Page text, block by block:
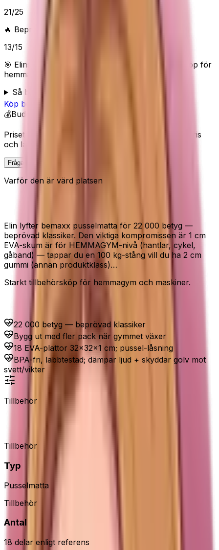
21/25
🔥 Beprövad/populär
13/15
🎯 Elins poäng:
Starkt tillbehörsköp för
hemmagym och maskiner.
Så bedömer Elin
Köp bemaxx
💰Budget
Priset visas inte här eftersom Amazon kan ändra pris
och lagerstatus.
Fråga Elin om denna
Varför den är värd platsen
18 delar · Golvskydd · Hemmagym
Elin lyfter bemaxx pusselmatta för 22 000 betyg —
beprövad klassiker. Den viktiga kompromissen är 1 cm
EVA-skum är för HEMMAGYM-nivå (hantlar, cykel,
gåband) — tappar du en 100 kg-stång vill du ha 2 cm
gummi (annan produktklass)…
Starkt tillbehörsköp för hemmagym och maskiner.
22 000 betyg — beprövad klassiker
Bygg ut med fler pack när gymmet växer
18 EVA-plattor 32×32×1 cm; pussel-låsning
BPA-fri, labbtestad; dämpar ljud + skyddar golv mot
svett/vikter
Tillbehör
bemaxx pusselmatta
Tillbehör
Typ
Pusselmatta
Tillbehör
Antal
18 delar enligt referens